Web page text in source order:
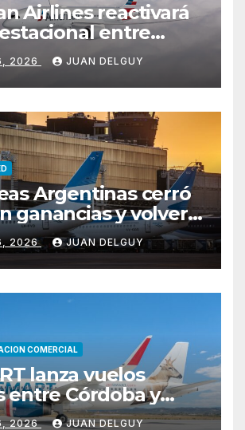
Airlines reactivará
entre
con
2026 JUAN DELGUY
Argentinas cerró
ganancias y volverá
a las
2026 JUAN DELGUY
COMERCIAL
lanza vuelos
entre Córdoba y
2026 JUAN DELGUY